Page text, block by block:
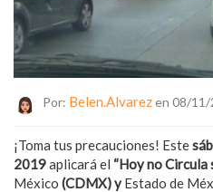
Por: Belen.alvarezen 08/11/
¡Toma tus precauciones! Este
2019aplicará el “Hoy no Circula
México (CDMX) yEstado de